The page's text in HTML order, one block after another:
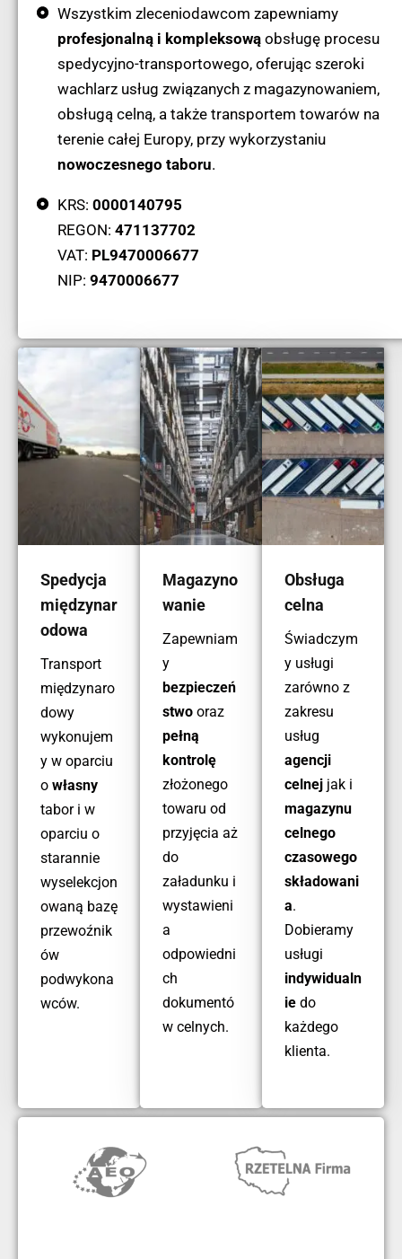
Wszystkim zleceniodawcom zapewniamy
profesjonalną i kompleksową obsługę procesu
spedycyjno-transportowego, oferując szeroki
wachlarz usług związanych z magazynowaniem,
obsługą celną, a także transportem towarów na
terenie całej Europy, przy wykorzystaniu
nowoczesnego taboru.
KRS: 0000140795
REGON: 471137702
VAT: PL9470006677
NIP: 9470006677
Spedycja
międzynar
odowa
Transport
międzynaro
dowy
wykonujem
y w oparciu
o własny
tabor i w
oparciu o
starannie
wyselekcjon
owaną bazę
przewoźnik
ów
podwykona
wców.
Magazyno
wanie
Zapewniam
y
bezpieczeń
stwo oraz
pełną
kontrolę
złożonego
towaru od
przyjęcia aż
do
załadunku i
wystawieni
a
odpowiedni
ch
dokumentó
w celnych.
Obsługa
celna
Świadczym
y usługi
zarówno z
zakresu
usług
agencji
celnej jak i
magazynu
celnego
czasowego
składowani
a.
Dobieramy
usługi
indywidualn
ie do
każdego
klienta.